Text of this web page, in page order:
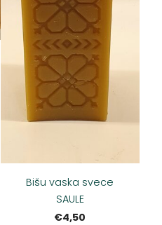
Bišu vaska svece
SAULE
€4,50